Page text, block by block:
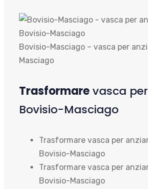
Bovisio-Masciago – vasca per
Masciago
Trasformarevasca
Bovisio-Masciago
Trasformare vasca per
Bovisio-Masciago
Trasformare vasca per
Bovisio-Masciago